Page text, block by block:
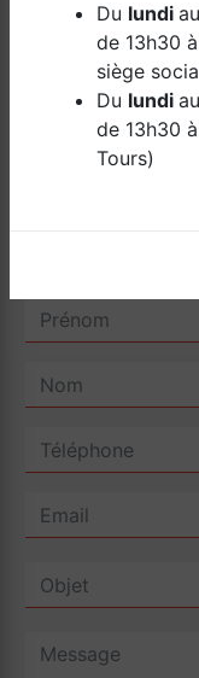
Du lundi au
de 13h30
siège
Du lundi au
de 13h30
Tours)
EN